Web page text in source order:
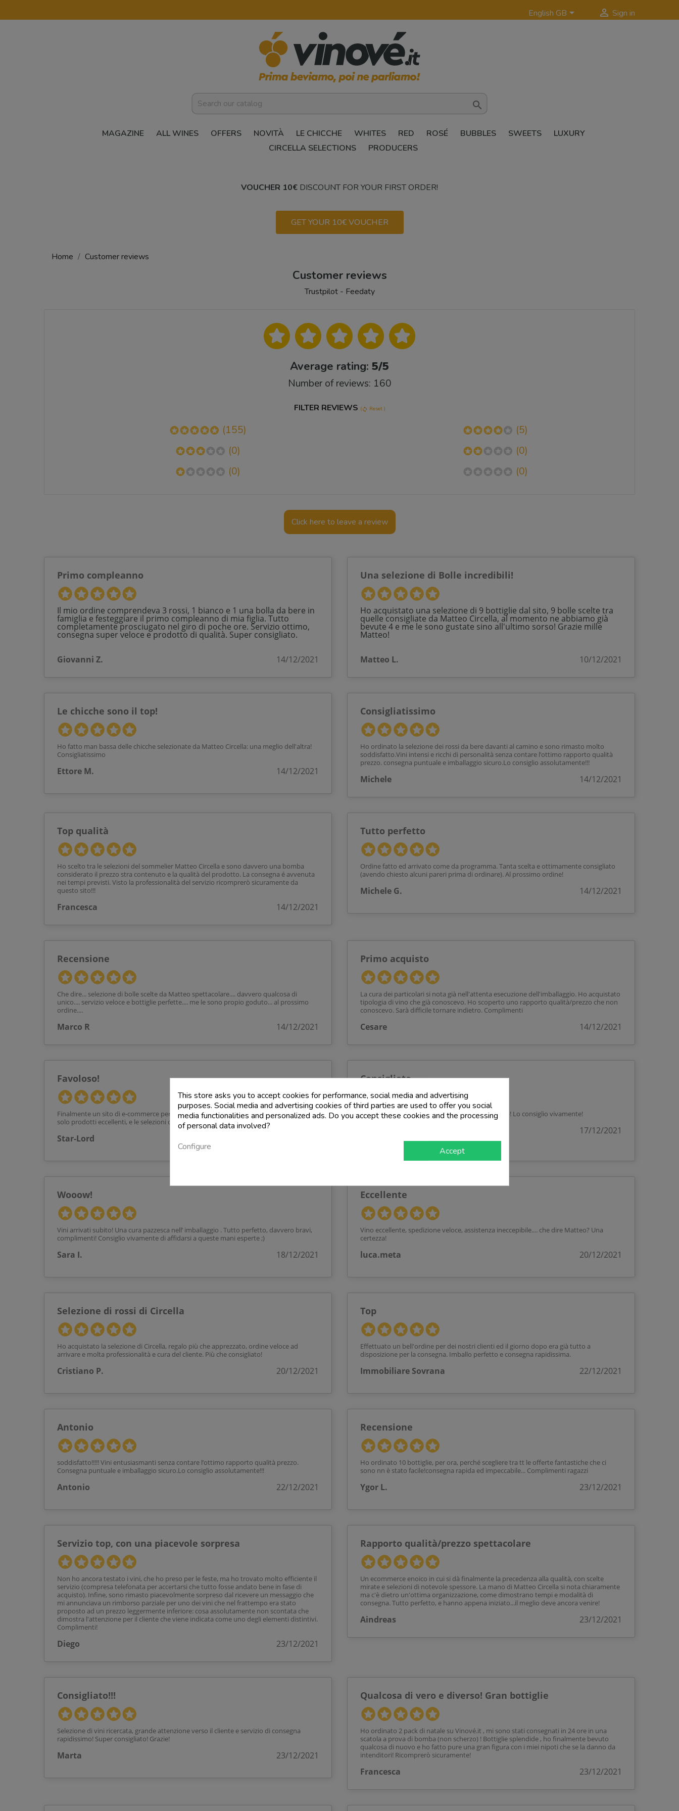
English GB  Sign in

MAGAZINE ALL WINES OFFERS NOVITÀ LE CHICCHE WHITES RED ROSÉ BUBBLES SWEETS
LUXURY
CIRCELLA SELECTIONS
PRODUCERS
VOUCHER 10€ DISCOUNT FOR YOUR FIRST ORDER!
GET YOUR 10€ VOUCHER
Home Customer reviews
Customer reviews
Trustpilot - Feedaty
Average rating: 5/5
Number of reviews: 160
FILTER REVIEWS (sync Reset )
(155)
(5)
(0)
(0)
(0)
(0)
Click here to leave a review
Primo compleanno
Il mio ordine comprendeva 3 rossi, 1 bianco e 1 una bolla da bere in
famiglia e festeggiare il primo compleanno di mia figlia. Tutto
completamente prosciugato nel giro di poche ore. Servizio ottimo,
consegna super veloce e prodotto di qualità. Super consigliato.
Giovanni Z. 14/12/2021
Una selezione di Bolle incredibili!
Ho acquistato una selezione di 9 bottiglie dal sito, 9 bolle scelte tra
quelle consigliate da Matteo Circella, al momento ne abbiamo già
bevute 4 e me le sono gustate sino all'ultimo sorso! Grazie mille
Matteo!
Matteo L. 10/12/2021
Le chicche sono il top!
Ho fatto man bassa delle chicche selezionate da Matteo Circella: una meglio dell'altra!
Consigliatissimo
Ettore M. 14/12/2021
Consigliatissimo
Ho ordinato la selezione dei rossi da bere davanti al camino e sono rimasto molto
soddisfatto.Vini intensi e ricchi di personalità senza contare l’ottimo rapporto qualità
prezzo. consegna puntuale e imballaggio sicuro.Lo consiglio assolutamente!!!
Michele 14/12/2021
Top qualità
Ho scelto tra le selezioni del sommelier Matteo Circella e sono davvero una bomba
considerato il prezzo stra contenuto e la qualità del prodotto. La consegna é avvenuta
nei tempi previsti. Visto la professionalità del servizio ricomprerò sicuramente da
questo sito!!!
Francesca 14/12/2021
Tutto perfetto
Ordine fatto ed arrivato come da programma. Tanta scelta e ottimamente consigliato
(avendo chiesto alcuni pareri prima di ordinare). Al prossimo ordine!
Michele G. 14/12/2021
Recensione
Che dire... selezione di bolle scelte da Matteo spettacolare.... davvero qualcosa di
unico.... servizio veloce e bottiglie perfette.... me le sono propio goduto... al prossimo
ordine....
Marco R 14/12/2021
Primo acquisto
La cura dei particolari si nota già nell'attenta esecuzione dell'imballaggio. Ho acquistato
tipologia di vino che già conoscevo. Ho scoperto uno rapporto qualità/prezzo che non
conoscevo. Sarà difficile tornare indietro. Complimenti
Cesare 14/12/2021
Favoloso!
Finalmente un sito di e-commerce per vini che non sembra un banale supermercato :)
solo prodotti eccellenti, e le selezioni di Matteo sono delle vere perle!
Star-Lord
Consigliato
Vino ottimo! Tempi di consegna e imballaggio, top! Lo consiglio vivamente!
17/12/2021
Wooow!
Vini arrivati subito! Una cura pazzesca nell’ imballaggio . Tutto perfetto, davvero bravi,
complimenti! Consiglio vivamente di affidarsi a queste mani esperte ;)
Sara I. 18/12/2021
Eccellente
Vino eccellente, spedizione veloce, assistenza ineccepibile.... che dire Matteo? Una
certezza!
luca.meta 20/12/2021
Selezione di rossi di Circella
Ho acquistato la selezione di Circella, regalo più che apprezzato, ordine veloce ad
arrivare e molta professionalità e cura del cliente. Più che consigliato!
Cristiano P. 20/12/2021
Top
Effettuato un bell'ordine per dei nostri clienti ed il giorno dopo era già tutto a
disposizione per la consegna. Imballo perfetto e consegna rapidissima.
Immobiliare Sovrana 22/12/2021
Antonio
soddisfatto!!!!! Vini entusiasmanti senza contare l’ottimo rapporto qualità prezzo.
Consegna puntuale e imballaggio sicuro.Lo consiglio assolutamente!!!
Antonio 22/12/2021
Recensione
Ho ordinato 10 bottiglie, per ora, perché scegliere tra tt le offerte fantastiche che ci
sono nn è stato facile!consegna rapida ed impeccabile... Complimenti ragazzi
Ygor L. 23/12/2021
Servizio top, con una piacevole sorpresa
Non ho ancora testato i vini, che ho preso per le feste, ma ho trovato molto efficiente il
servizio (compresa telefonata per accertarsi che tutto fosse andato bene in fase di
acquisto). Infine, sono rimasto piacevolmente sorpreso dal ricevere un messaggio che
mi annunciava un rimborso parziale per uno dei vini che nel frattempo era stato
proposto ad un prezzo leggermente inferiore: cosa assolutamente non scontata che
dimostra l'attenzione per il cliente che viene indicata come uno degli elementi distintivi.
Complimenti!
Diego 23/12/2021
Rapporto qualità/prezzo spettacolare
Un ecommerce enoico in cui si dà finalmente la precedenza alla qualità, con scelte
mirate e selezioni di notevole spessore. La mano di Matteo Circella si nota chiaramente
ma c'è dietro un'ottima organizzazione, come dimostrano tempi e modalità di
consegna. Tutto perfetto, e hanno appena iniziato...il meglio deve ancora venire!
Aindreas 23/12/2021
Consigliato!!!
Selezione di vini ricercata, grande attenzione verso il cliente e servizio di consegna
rapidissimo! Super consigliato! Grazie!
Marta 23/12/2021
Qualcosa di vero e diverso! Gran bottiglie
Ho ordinato 2 pack di natale su Vinové.it , mi sono stati consegnati in 24 ore in una
scatola a prova di bomba (non scherzo) ! Bottiglie splendide , ho finalmente bevuto
qualcosa di nuovo e ho fatto pure una gran figura con i miei nipoti che se la danno da
intenditori! Ricomprerò sicuramente!
Francesca 23/12/2021
This store asks you to accept cookies for performance, social media and advertising
purposes. Social media and advertising cookies of third parties are used to offer you social
media functionalities and personalized ads. Do you accept these cookies and the processing
of personal data involved?
Configure
Accept